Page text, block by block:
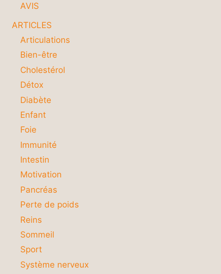
AVIS
ARTICLES
Articulations
Bien-être
Cholestérol
Détox
Diabète
Enfant
Foie
Immunité
Intestin
Motivation
Pancréas
Perte de poids
Reins
Sommeil
Sport
Système nerveux